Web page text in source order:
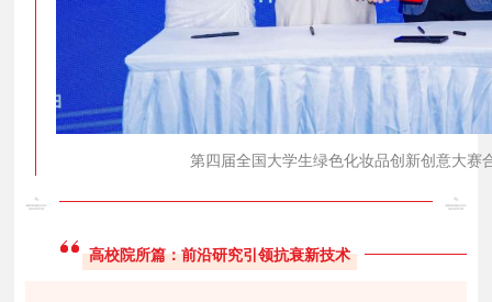
第四届全国大学生绿色化妆品创新创意大赛
高校院所篇：前沿研究引领抗衰新技术